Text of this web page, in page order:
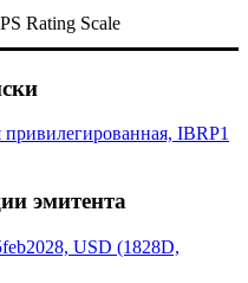
Rating Scale
IBRP1
эмитента
USD (1828D,